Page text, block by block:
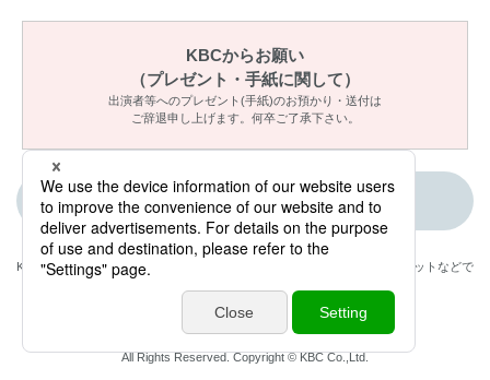
KBCからお願い
（プレゼント・手紙に関して）
出演者等へのプレゼント(手紙)のお預かり・送付は
ご辞退申し上げます。何卒ご了承下さい。
ご意見・メッセージ
KBCが取材・撮影した情報・映像は国内外のテレビ・ラジオ・インターネットなどで
NexTone許諾番号:ID000005158
All Rights Reserved. Copyright © KBC Co.,Ltd.